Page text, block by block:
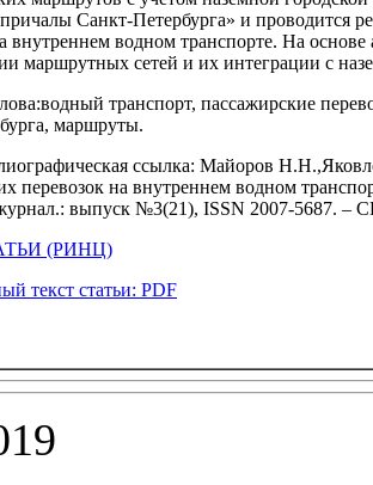
Санкт-Петербурга» и проводится
внутреннем водном транспорте. На
маршрутных сетей и их интеграции с
транспорт, пассажирские
маршруты.
ссылка: Майоров
перевозок на внутреннем водном
выпуск №3(21), ISSN 2007-5687.
(РИНЦ)
текст статьи: PDF